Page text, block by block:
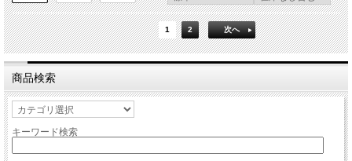
1 2 次へ
商品検索
キーワード検索